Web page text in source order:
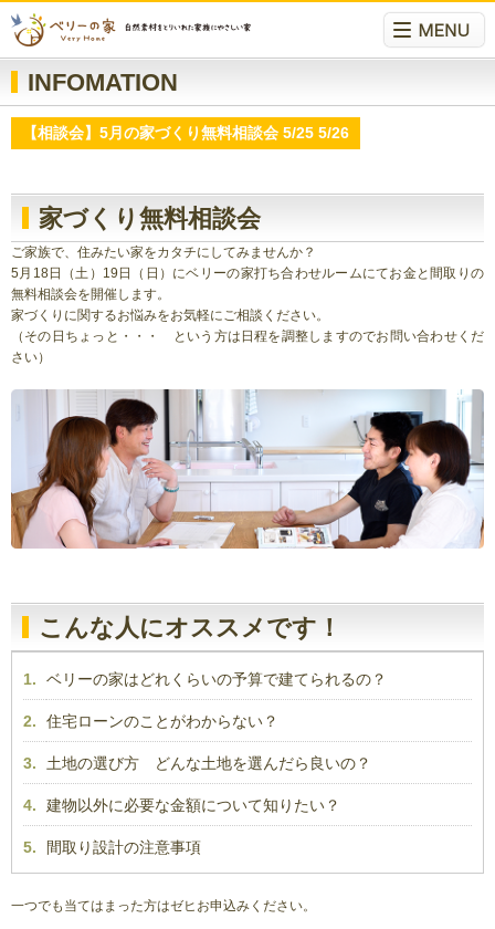
INFOMATION
【相談会】5月の家づくり無料相談会 5/25 5/26
家づくり無料相談会
ご家族で、住みたい家をカタチにしてみませんか？
5月18日（土）19日（日）にベリーの家打ち合わせルームにてお金と間取りの
無料相談会を開催します。
家づくりに関するお悩みをお気軽にご相談ください。
（その日ちょっと・・・ という方は日程を調整しますのでお問い合わせくだ
さい）
こんな人にオススメです！
1. ベリーの家はどれくらいの予算で建てられるの？
2. 住宅ローンのことがわからない？
3. 土地の選び方 どんな土地を選んだら良いの？
4. 建物以外に必要な金額について知りたい？
5. 間取り設計の注意事項
一つでも当てはまった方はゼヒお申込みください。